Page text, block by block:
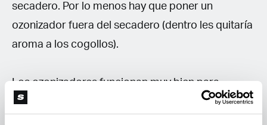
secadero. Por lo menos hay que poner un
ozonizador fuera del secadero (dentro les quitaría
aroma a los cogollos).
Los ozonizadores funcionan muy bien para
eliminar el olor del ambiente. Situando uno junto a